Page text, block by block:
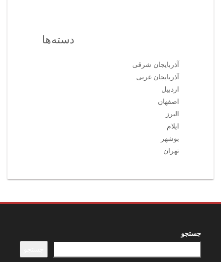
دسته‌ها
آذربایجان شرقی
آذربایجان غربی
اردبیل
اصفهان
البرز
ایلام
بوشهر
تهران
جستجو